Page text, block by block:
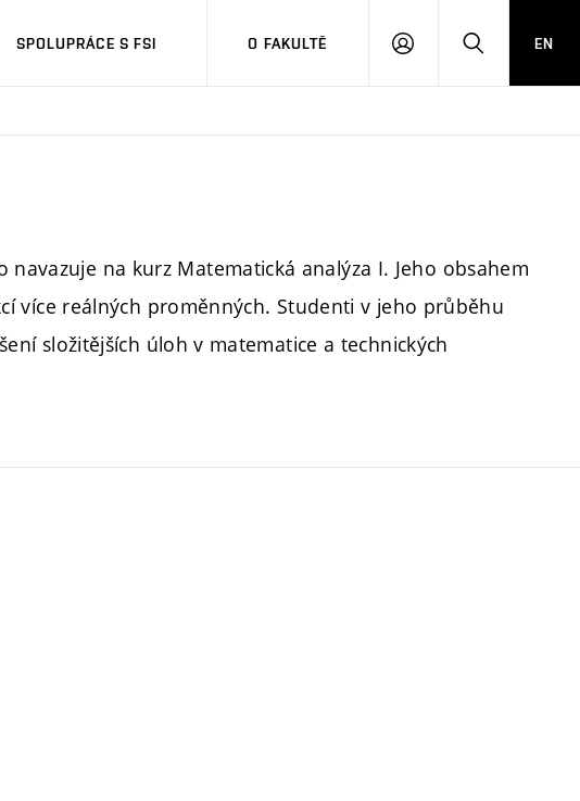
SPOLUPRÁCE S FSI O FAKULTĚ
PŘIHLÁŠENÍHLEDAT
EN
na kurz Matematická analýza I. Jeho obsahem
více reálných proměnných. Studenti v jeho průběhu
složitějších úloh v matematice a technických